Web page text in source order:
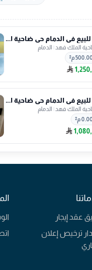
فيلا للبيع في الدمام حي ضاحية الملك فهد
الملك فهد | الدمام
م²
فيلا للبيع في الدمام حي ضاحية الملك فهد
الملك فهد | الدمام
م²
عقد إيجار
ترخيص إعلان